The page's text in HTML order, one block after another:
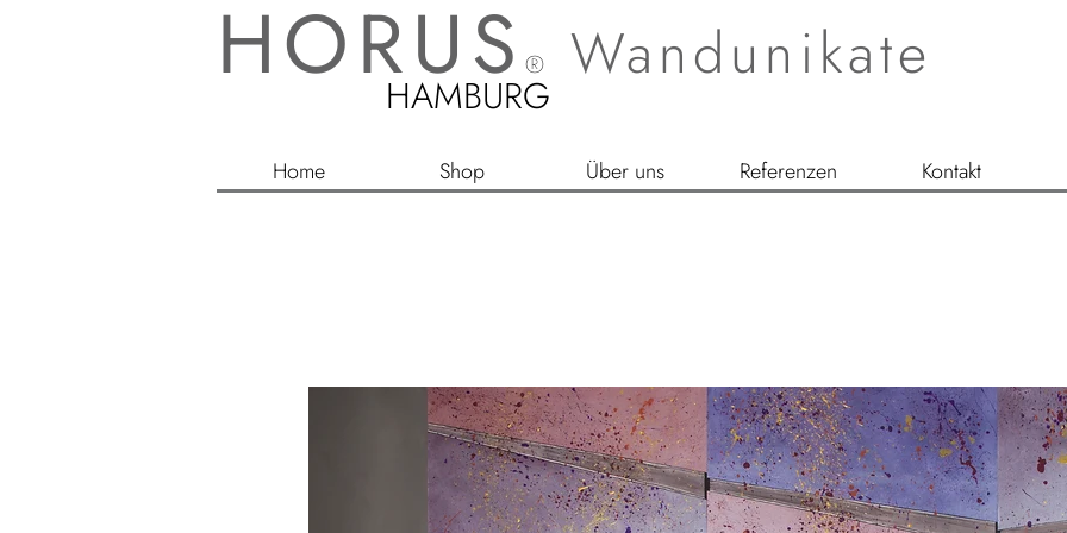
HORUS ® Wandunikate
HAMBURG
Home Shop Über uns Referenzen Kontakt